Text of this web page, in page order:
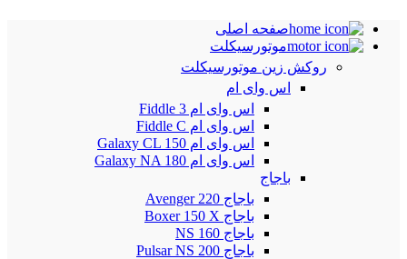
صفحه اصلی
موتورسیکلت
روکش زین موتورسیکلت
اس وای ام
اس وای ام Fiddle 3
اس وای ام Fiddle C
اس وای ام Galaxy CL 150
اس وای ام Galaxy NA 180
باجاج
باجاج Avenger 220
باجاج Boxer 150 X
باجاج NS 160
باجاج Pulsar NS 200